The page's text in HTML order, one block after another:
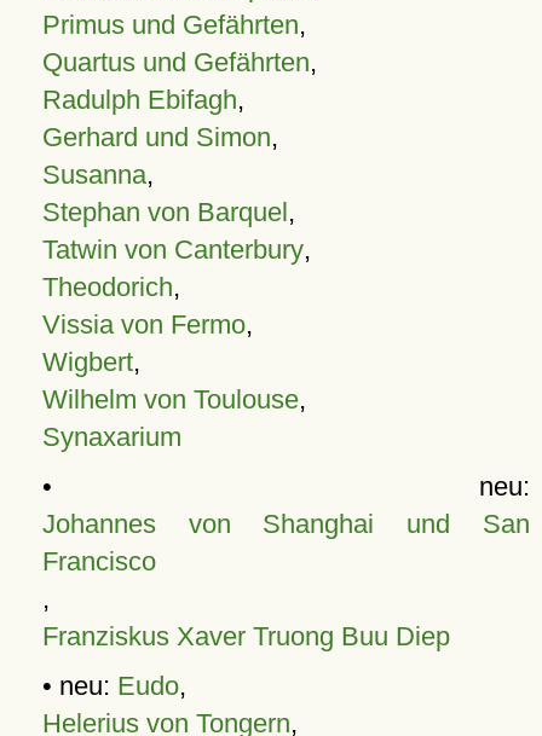
Primus und Gefährten,
Quartus und Gefährten,
Radulph Ebifagh,
Gerhard und Simon,
Susanna,
Stephan von Barquel,
Tatwin von Canterbury,
Theodorich,
Vissia von Fermo,
Wigbert,
Wilhelm von Toulouse,
Synaxarium
• neu:
Johannes von Shanghai und San
Francisco
,
Franziskus Xaver Truong Buu Diep
• neu: Eudo,
Helerius von Tongern,